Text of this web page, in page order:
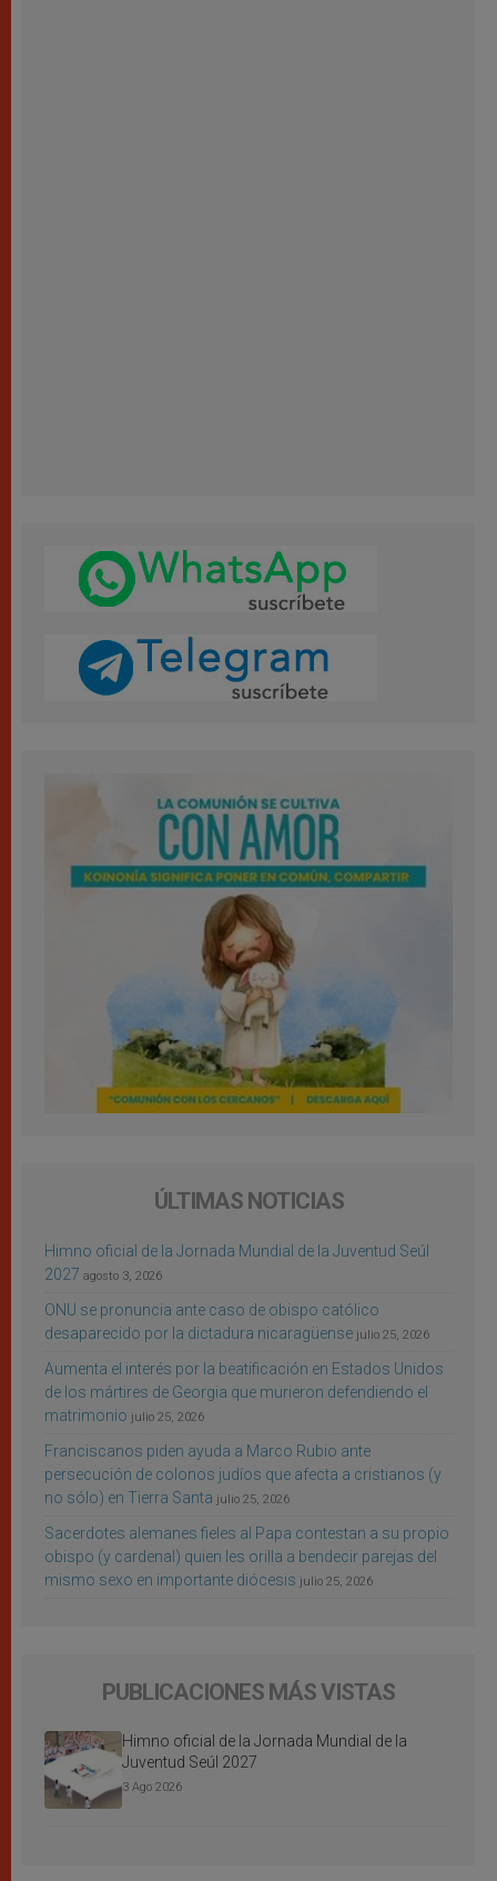
ÚLTIMAS NOTICIAS
Himno oficial de la Jornada Mundial de la Juventud Seúl
2027 agosto 3, 2026
ONU se pronuncia ante caso de obispo católico
desaparecido por la dictadura nicaragüense julio 25, 2026
Aumenta el interés por la beatificación en Estados Unidos
de los mártires de Georgia que murieron defendiendo el
matrimonio julio 25, 2026
Franciscanos piden ayuda a Marco Rubio ante
persecución de colonos judíos que afecta a cristianos (y
no sólo) en Tierra Santa julio 25, 2026
Sacerdotes alemanes fieles al Papa contestan a su propio
obispo (y cardenal) quien les orilla a bendecir parejas del
mismo sexo en importante diócesis julio 25, 2026
PUBLICACIONES MÁS VISTAS
Himno oficial de la Jornada Mundial de la
Juventud Seúl 2027
3 Ago 2026